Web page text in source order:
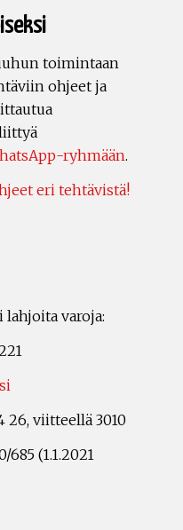
toimintaan
ohjeet ja
ryhmään.
eri tehtävistä!
lahjoita varoja:
26, viitteellä 3010
(1.1.2021